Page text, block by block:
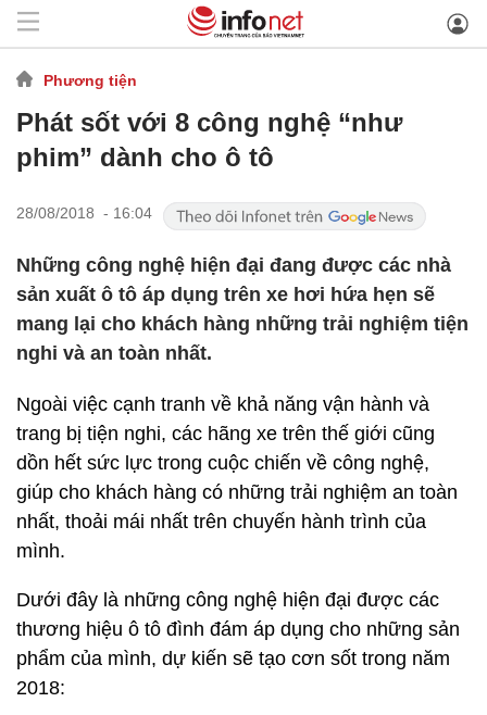
Phương tiện
Phát sốt với 8 công nghệ “như
phim” dành cho ô tô
28/08/2018 - 16:04
Những công nghệ hiện đại đang được các nhà
sản xuất ô tô áp dụng trên xe hơi hứa hẹn sẽ
mang lại cho khách hàng những trải nghiệm tiện
nghi và an toàn nhất.
Ngoài việc cạnh tranh về khả năng vận hành và
trang bị tiện nghi, các hãng xe trên thế giới cũng
dồn hết sức lực trong cuộc chiến về công nghệ,
giúp cho khách hàng có những trải nghiệm an toàn
nhất, thoải mái nhất trên chuyến hành trình của
mình.
Dưới đây là những công nghệ hiện đại được các
thương hiệu ô tô đình đám áp dụng cho những sản
phẩm của mình, dự kiến sẽ tạo cơn sốt trong năm
2018: